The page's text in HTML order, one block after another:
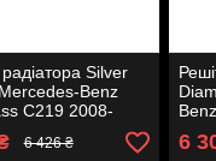
радіатора Silver
Benz
C219 2008-
6 426 ₴ 6